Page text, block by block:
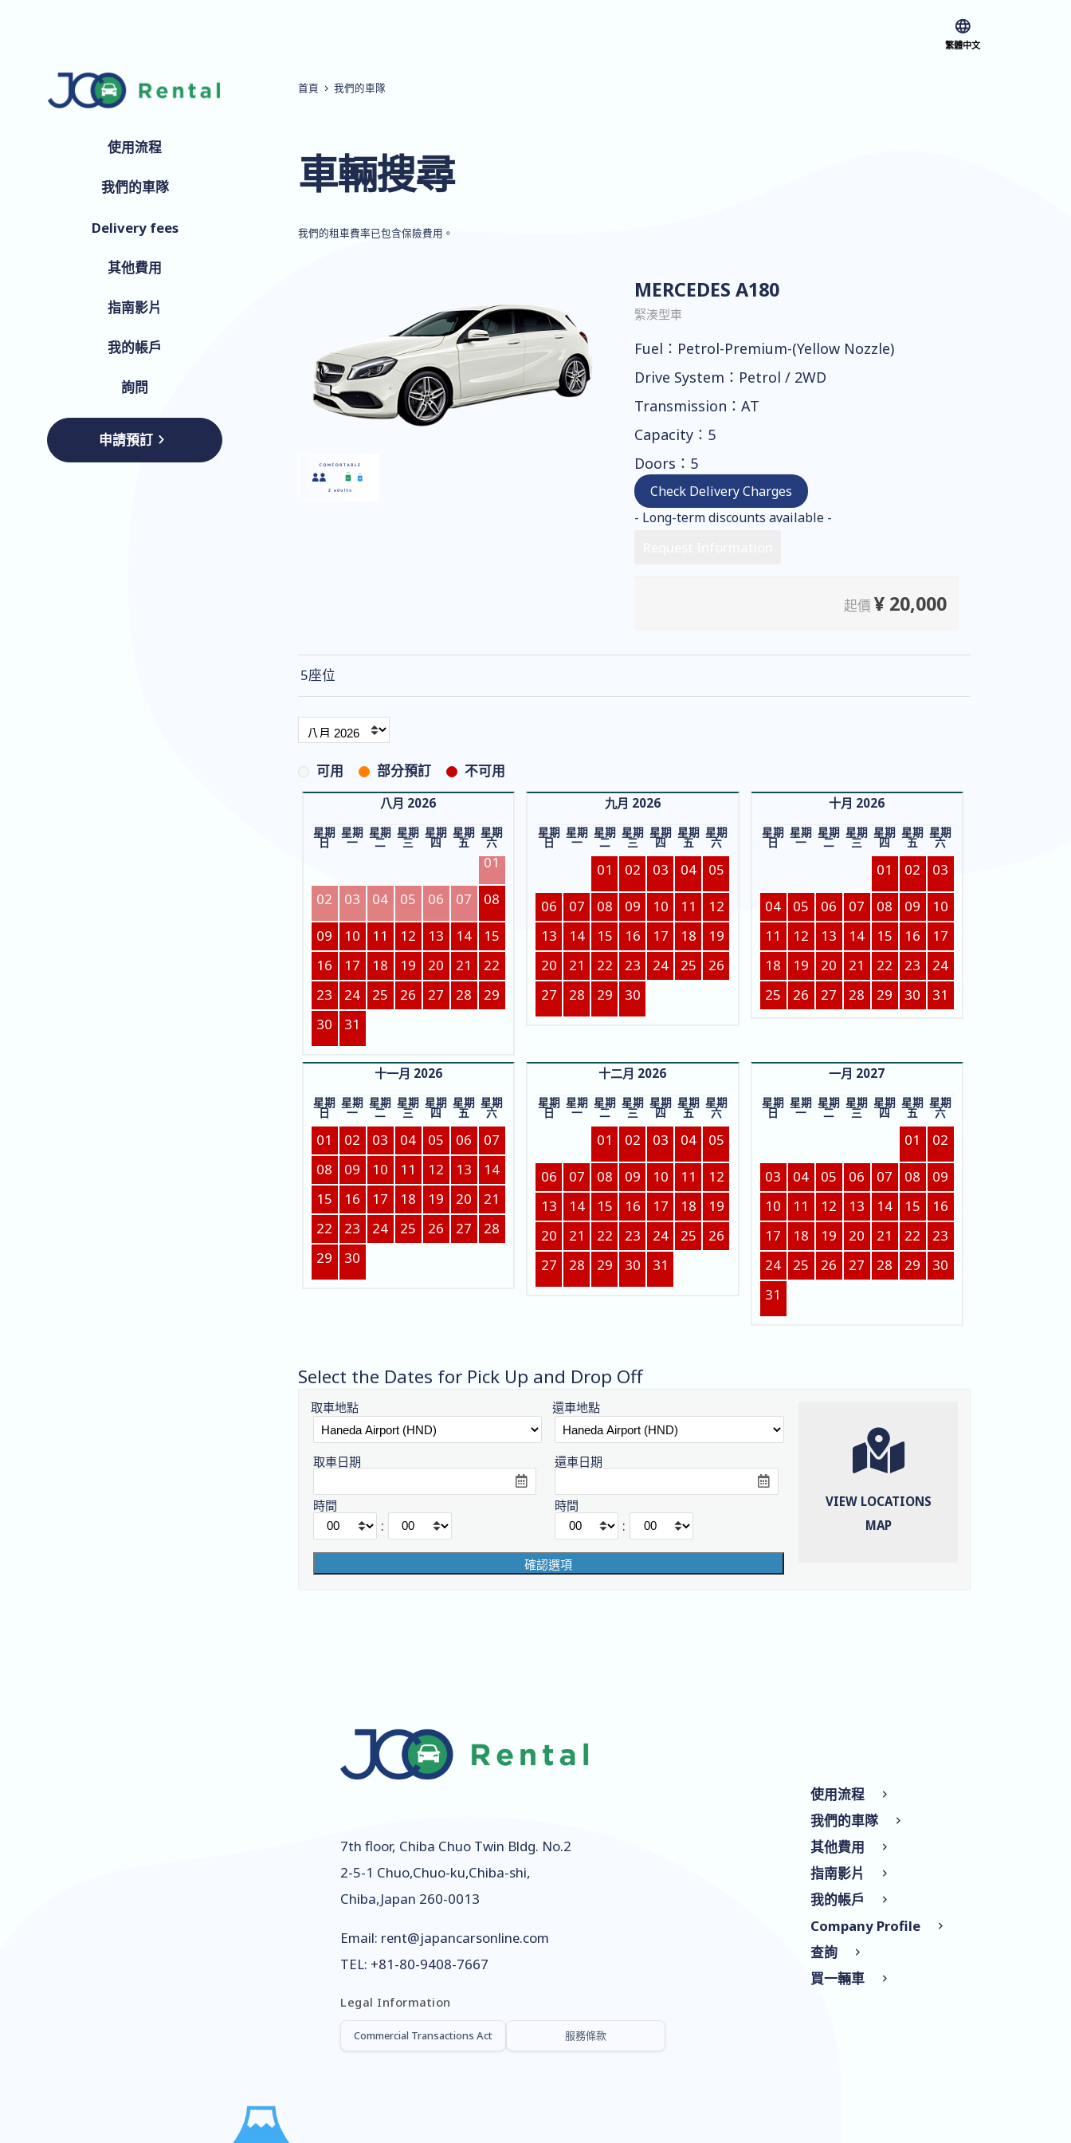
繁體中文
使用流程
我們的車隊
Delivery fees
其他費用
指南影片
我的帳戶
詢問
申請預訂
首頁 我們的車隊
車輛搜尋
我們的租車費率已包含保險費用。
MERCEDES A180
緊湊型車
Fuel：Petrol-Premium-(Yellow Nozzle)
Drive System：Petrol / 2WD
Transmission：AT
Capacity：5
Doors：5
Check Delivery Charges
- Long-term discounts available -
起價 ¥ 20,000
5座位
可用 部分預訂 不可用
八月 2026
星期
日
星期
一
星期
二
星期
三
星期
四
星期
五
星期
六
01
02
03 04 05 06 07
08
09
10 11 12 13 14
15
16
17 18 19 20 21
22
23
24 25 26 27 28
29
30
31
九月 2026
星期
日
星期
一
星期
二
星期
三
星期
四
星期
五
星期
六
01 02 03 04
05
06
07 08 09 10 11
12
13
14 15 16 17 18
19
20
21 22 23 24 25
26
27
28 29 30
十月 2026
星期
日
星期
一
星期
二
星期
三
星期
四
星期
五
星期
六
01 02
03
04
05 06 07 08 09
10
11
12 13 14 15 16
17
18
19 20 21 22 23
24
25
26 27 28 29 30 31
十一月 2026
星期
日
星期
一
星期
二
星期
三
星期
四
星期
五
星期
六
01 02 03 04 05 06
07
08
09 10 11 12 13
14
15
16 17 18 19 20
21
22
23 24 25 26 27
28
29
30
十二月 2026
星期
日
星期
一
星期
二
星期
三
星期
四
星期
五
星期
六
01 02 03 04
05
06
07 08 09 10 11
12
13
14 15 16 17 18
19
20
21 22 23 24 25
26
27
28 29 30 31
一月 2027
星期
日
星期
一
星期
二
星期
三
星期
四
星期
五
星期
六
01
02
03
04 05 06 07 08
09
10
11 12 13 14 15
16
17
18 19 20 21 22
23
24
25 26 27 28 29
30
31
Select the Dates for Pick Up and Drop Off
取車地點 還車地點
取車日期
時間
:
還車日期
時間
:
VIEW LOCATIONS
MAP
7th floor, Chiba Chuo Twin Bldg. No.2
2-5-1 Chuo,Chuo-ku,Chiba-shi,
Chiba,Japan 260-0013
Email: rent@japancarsonline.com
TEL: +81-80-9408-7667
Legal Information
Commercial Transactions Act 服務條款
使用流程
我們的車隊
其他費用
指南影片
我的帳戶
Company Profile
查詢
買一輛車